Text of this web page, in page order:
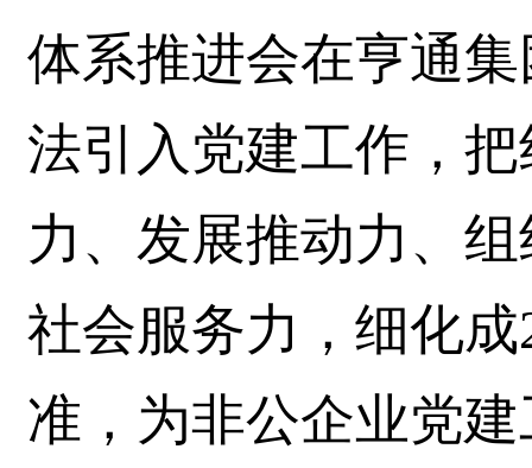
体系推进会在亨通
法引入党建工作，
力、发展推动力、
社会服务力，细化
准，为非公企业党